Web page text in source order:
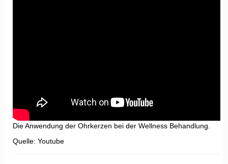
Die Anwendung der Ohrkerzen bei der Wellness Behandlung.
Quelle: Youtube